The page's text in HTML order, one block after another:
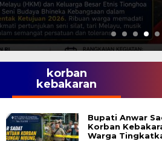
korban
kebakaran
Bupati Anwar
Korban
Warga